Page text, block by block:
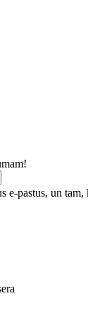
e-pastus, un